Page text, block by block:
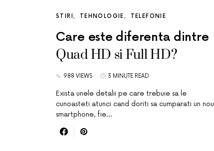
STIRI TEHNOLOGIE TELEFONIE
Care este diferenta dintre
Quad HD si Full HD?
988 VIEWS 3 MINUTE READ
Exista unele detalii pe care trebuie sa le
cunoasteti atunci cand doriti sa cumparati un nou
smartphone, fie…